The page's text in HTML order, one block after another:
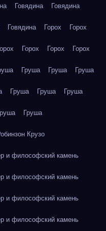
Говядина Говядина
Говядина Горох Горох
Горох Горох Горох
Груша Груша Груша
Груша Груша Груша
Груша
Крузо
и философский камень
и философский камень
и философский камень
и философский камень